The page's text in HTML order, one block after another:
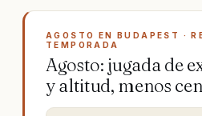
AGOSTO EN BUDAPEST ·
TEMPORADA
Agosto: jugada de
y altitud, menos